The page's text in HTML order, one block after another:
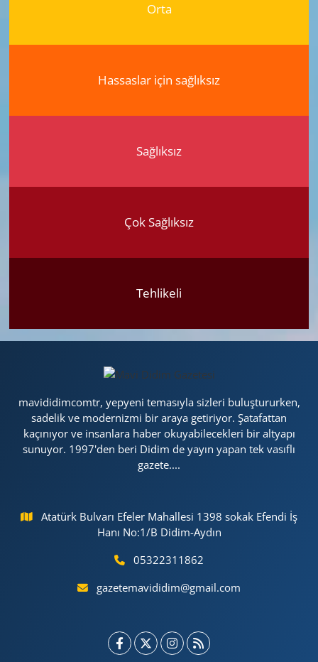
Orta
Hassaslar için sağlıksız
Sağlıksız
Çok Sağlıksız
Tehlikeli
mavididimcomtr, yepyeni temasıyla sizleri buluştururken,
sadelik ve modernizmi bir araya getiriyor. Şatafattan
kaçınıyor ve insanlara haber okuyabilecekleri bir altyapı
sunuyor. 1997'den beri Didim de yayın yapan tek vasıflı
gazete....
Atatürk Bulvarı Efeler Mahallesi 1398 sokak Efendi İş
Hanı No:1/B Didim-Aydın
05322311862
gazetemavididim@gmail.com